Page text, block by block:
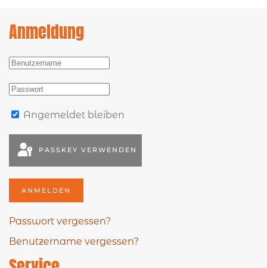
Anmeldung
Angemeldet bleiben
PASSKEY VERWENDEN
ANMELDEN
Passwort vergessen?
Benutzername vergessen?